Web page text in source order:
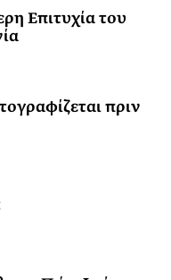
Επιτυχία του
πριν